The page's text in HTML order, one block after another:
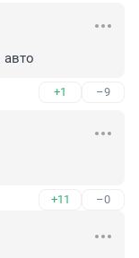
+1 –9
+11 –0